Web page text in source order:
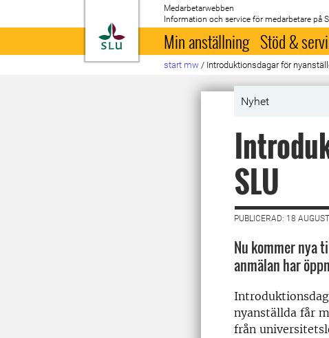
Till startsida
Medarbetarwebben
Information och service för medarbetare på
Min anställning Stöd &
start mw / Introduktionsdagar för
Nyhet
SLU
PUBLICERAD: 18
Nu kommer nya
anmälan har
nyanställda får
från